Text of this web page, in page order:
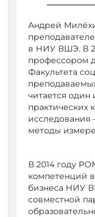
Андрей
в НИУ ВШЭ. В
профессором
Факультета
читается
практических
исследования
методы
В 2014 году
компетенций
бизнеса НИУ
совместной